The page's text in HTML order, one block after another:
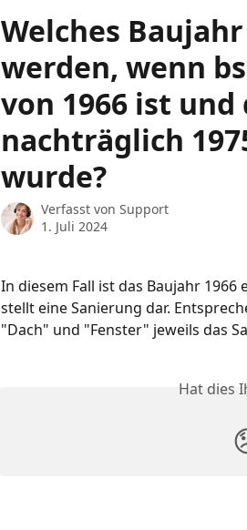
Welches
werden, wenn
von 1966 ist und
nachträglich
wurde?
Verfasst von Support
1. Juli 2024
In diesem Fall ist das Baujahr
stellt eine Sanierung dar.
"Dach" und "Fenster" jeweils das
Hat dies